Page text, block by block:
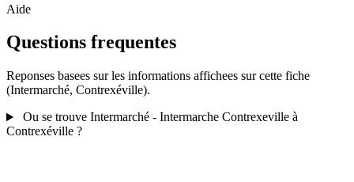
Aide
Questions frequentes
Reponses basees sur les informations affichees sur cette fiche
(Intermarché, Contrexéville).
Ou se trouve Intermarché - Intermarche Contrexeville à
Contrexéville ?